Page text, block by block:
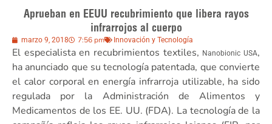
Aprueban en EEUU recubrimiento que libera rayos
infrarrojos al cuerpo
marzo 9, 2018 7:56 pm Innovación y Tecnología
El especialista en recubrimientos textiles, Nanobionic USA,
ha anunciado que su tecnología patentada, que convierte
el calor corporal en energía infrarroja utilizable, ha sido
regulada por la Administración de Alimentos y
Medicamentos de los EE. UU. (FDA). La tecnología de la